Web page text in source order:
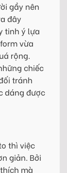
gầy nên
đây
tinh ý lựa
vừa
rộng.
chiếc
tránh
dáng được
thì việc
giản. Bởi
mà